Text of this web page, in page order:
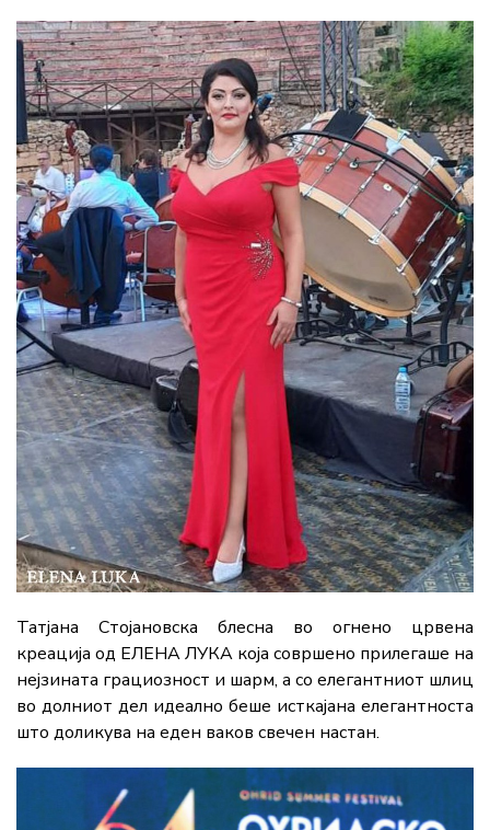
Татјана Стојановска блесна во огнено црвена
креација од ЕЛЕНА ЛУКА која совршено прилегаше на
нејзината грациозност и шарм, а со елегантниот шлиц
во долниот дел идеално беше исткајана елегантноста
што доликува на еден ваков свечен настан.